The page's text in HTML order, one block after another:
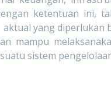
ketentuan ini,
yang diperlukan
mampu
sistem